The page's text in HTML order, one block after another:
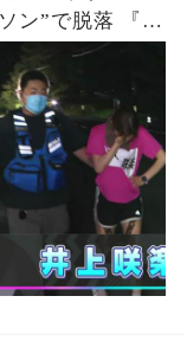
で脱落 『27
バルマラソ
れるの？